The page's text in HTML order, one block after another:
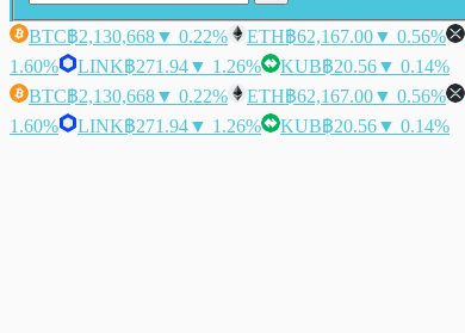
BTC฿2,130,668▼ 0.22% ETH฿62,167.00▼ 0.56%
1.60%
LINK฿271.94▼ 1.26% KUB฿20.56▼ 0.14%
BTC฿2,130,668▼ 0.22% ETH฿62,167.00▼ 0.56%
1.60%
LINK฿271.94▼ 1.26% KUB฿20.56▼ 0.14%